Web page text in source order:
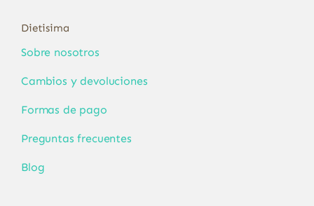
Dietisima
Sobre nosotros
Cambios y devoluciones
Formas de pago
Preguntas frecuentes
Blog